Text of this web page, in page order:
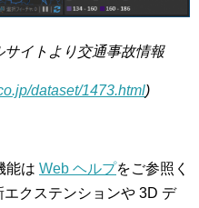
イトより交通事故情報
dataset/1473.html)
能は Web ヘルプをご参照く
クステンションや 3D デ